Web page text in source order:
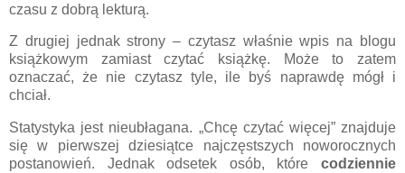
czasu z dobrą lekturą.
Z drugiej jednak strony – czytasz właśnie wpis na blogu
książkowym zamiast czytać książkę. Może to zatem
oznaczać, że nie czytasz tyle, ile byś naprawdę mógł i
chciał.
Statystyka jest nieubłagana. „Chcę czytać więcej” znajduje
się w pierwszej dziesiątce najczęstszych noworocznych
postanowień. Jednak odsetek osób, które codziennie